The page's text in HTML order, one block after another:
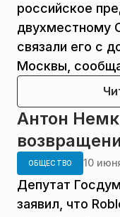
российское
двухместному
связали его с
Москвы,
Антон
ОБЩЕСТВО 10
Депутат
заявил, что